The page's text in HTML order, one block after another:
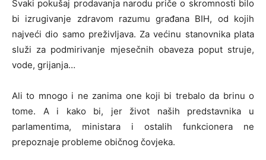
Svaki pokušaj prodavanja narodu priče o skromnosti bilo
bi izrugivanje zdravom razumu građana BIH, od kojih
najveći dio samo preživljava. Za većinu stanovnika plata
služi za podmirivanje mjesečnih obaveza poput struje,
vode, grijanja…
Ali to mnogo i ne zanima one koji bi trebalo da brinu o
tome. A i kako bi, jer život naših predstavnika u
parlamentima, ministara i ostalih funkcionera ne
prepoznaje probleme običnog čovjeka.